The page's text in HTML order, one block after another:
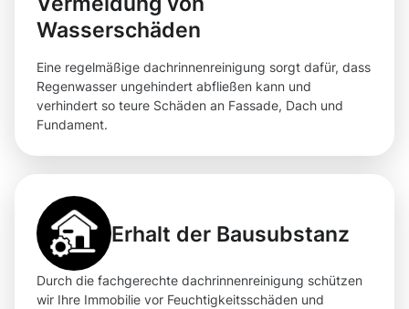
Wasserschäden
Eine regelmäßige dachrinnenreinigung sorgt dafür, dass
Regenwasser ungehindert abfließen kann und
verhindert so teure Schäden an Fassade, Dach und
Fundament.
Erhalt der Bausubstanz
Durch die fachgerechte dachrinnenreinigung schützen
wir Ihre Immobilie vor Feuchtigkeitsschäden und